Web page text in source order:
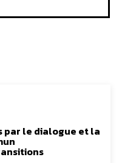
le dialogue et la